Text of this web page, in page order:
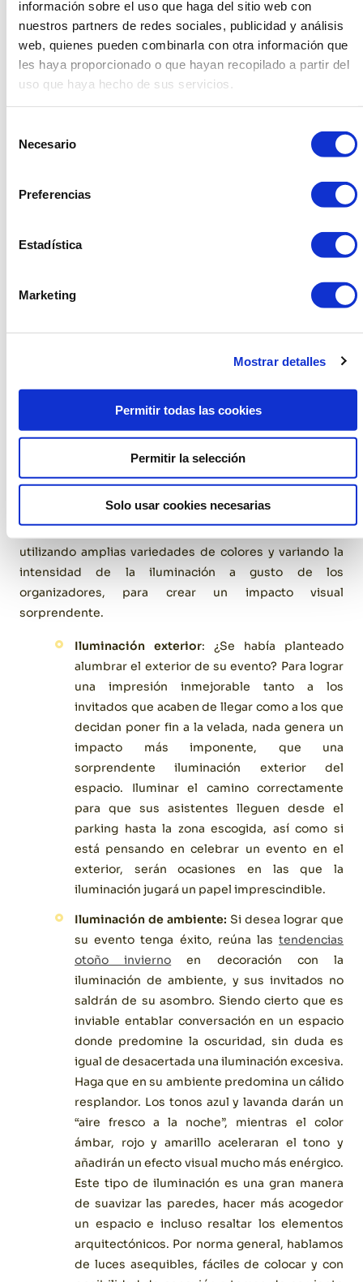
información sobre el uso que haga del sitio web con
nuestros partners de redes sociales, publicidad y análisis
web, quienes pueden combinarla con otra información que
les haya proporcionado o que hayan recopilado a partir del
uso que haya hecho de sus servicios.
Necesario
Preferencias
Estadística
Marketing
Mostrar detalles
Permitir todas las cookies
Permitir la selección
Solo usar cookies necesarias
La iluminación, un factor
determinante
Crear la atmosfera perfecta para generar una buena
iluminaciónes vital para cualquier evento. Los
profesionales de éste área pueden transformar
utilizando amplias variedades de colores y variando la
intensidad de la iluminación a gusto de los
organizadores, para crear un impacto visual
sorprendente.
Iluminación exterior: ¿Se había planteado
alumbrar el exterior de su evento? Para lograr
una impresión inmejorable tanto a los
invitados que acaben de llegar como a los que
decidan poner fin a la velada, nada genera un
impacto más imponente, que una
sorprendente iluminación exterior del
espacio. Iluminar el camino correctamente
para que sus asistentes lleguen desde el
parking hasta la zona escogida, así como si
está pensando en celebrar un evento en el
exterior, serán ocasiones en las que la
iluminación jugará un papel imprescindible.
Iluminación de ambiente: Si desea lograr que
su evento tenga éxito, reúna las tendencias
otoño invierno en decoración con la
iluminación de ambiente, y sus invitados no
saldrán de su asombro. Siendo cierto que es
inviable entablar conversación en un espacio
donde predomine la oscuridad, sin duda es
igual de desacertada una iluminación excesiva.
Haga que en su ambiente predomina un cálido
resplandor. Los tonos azul y lavanda darán un
“aire fresco a la noche”, mientras el color
ámbar, rojo y amarillo aceleraran el tono y
añadirán un efecto visual mucho más enérgico.
Este tipo de iluminación es una gran manera
de suavizar las paredes, hacer más acogedor
un espacio e incluso resaltar los elementos
arquitectónicos. Por norma general, hablamos
de luces asequibles, fáciles de colocar y con